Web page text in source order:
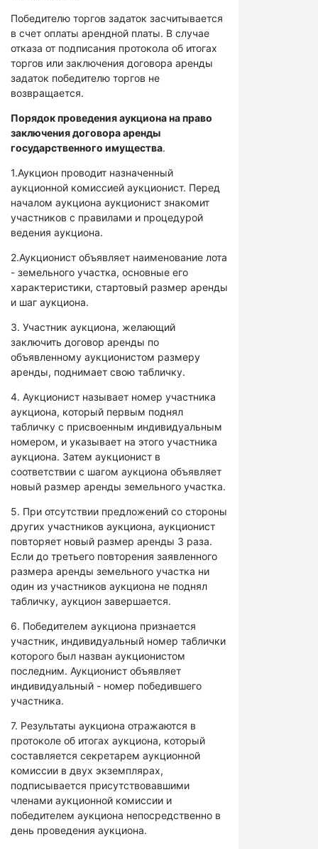
Победителю торгов задаток засчитывается
в счет оплаты арендной платы. В случае
отказа от подписания протокола об итогах
торгов или заключения договора аренды
задаток победителю торгов не
возвращается.
Порядок проведения аукциона на право
заключения договора аренды
государственного имущества.
1.Аукцион проводит назначенный
аукционной комиссией аукционист. Перед
началом аукциона аукционист знакомит
участников с правилами и процедурой
ведения аукциона.
2.Аукционист объявляет наименование лота
- земельного участка, основные его
характеристики, стартовый размер аренды
и шаг аукциона.
3. Участник аукциона, желающий
заключить договор аренды по
объявленному аукционистом размеру
аренды, поднимает свою табличку.
4. Аукционист называет номер участника
аукциона, который первым поднял
табличку с присвоенным индивидуальным
номером, и указывает на этого участника
аукциона. Затем аукционист в
соответствии с шагом аукциона объявляет
новый размер аренды земельного участка.
5. При отсутствии предложений со стороны
других участников аукциона, аукционист
повторяет новый размер аренды 3 раза.
Если до третьего повторения заявленного
размера аренды земельного участка ни
один из участников аукциона не поднял
табличку, аукцион завершается.
6. Победителем аукциона признается
участник, индивидуальный номер таблички
которого был назван аукционистом
последним. Аукционист объявляет
индивидуальный - номер победившего
участника.
7. Результаты аукциона отражаются в
протоколе об итогах аукциона, который
составляется секретарем аукционной
комиссии в двух экземплярах,
подписывается присутствовавшими
членами аукционной комиссии и
победителем аукциона непосредственно в
день проведения аукциона.